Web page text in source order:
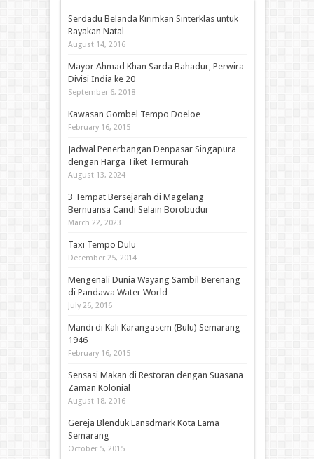
Serdadu Belanda Kirimkan Sinterklas untuk
Rayakan Natal
August 14, 2016
Mayor Ahmad Khan Sarda Bahadur, Perwira
Divisi India ke 20
September 6, 2018
Kawasan Gombel Tempo Doeloe
February 16, 2015
Jadwal Penerbangan Denpasar Singapura
dengan Harga Tiket Termurah
August 13, 2024
3 Tempat Bersejarah di Magelang
Bernuansa Candi Selain Borobudur
March 22, 2023
Taxi Tempo Dulu
December 25, 2014
Mengenali Dunia Wayang Sambil Berenang
di Pandawa Water World
July 26, 2016
Mandi di Kali Karangasem (Bulu) Semarang
1946
February 16, 2015
Sensasi Makan di Restoran dengan Suasana
Zaman Kolonial
August 18, 2016
Gereja Blenduk Lansdmark Kota Lama
Semarang
October 5, 2015